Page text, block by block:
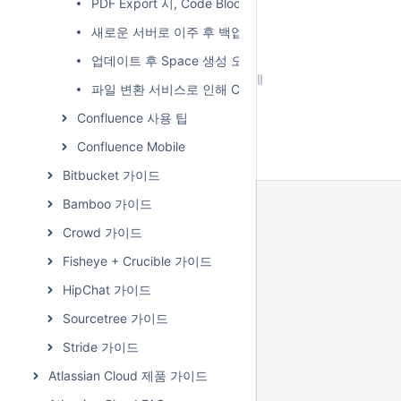
PDF Export 시, Code Block의 한글 깨짐
새로운 서버로 이주 후 백업파일 생성 안되는 문제
업데이트 후 Space 생성 오류
파일 변환 서비스로 인해 Confluence 5.7 이상에서 메모
Confluence 사용 팁
Confluence Mobile
Bitbucket 가이드
Bamboo 가이드
Crowd 가이드
Fisheye + Crucible 가이드
HipChat 가이드
Sourcetree 가이드
Stride 가이드
Atlassian Cloud 제품 가이드